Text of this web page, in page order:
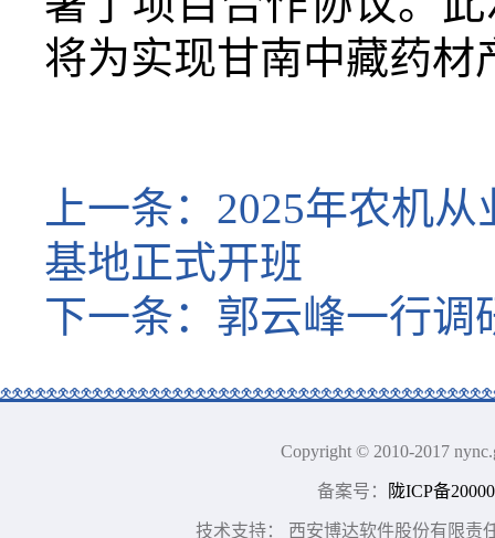
将为实现甘南中藏药材
上一条： 2025年农机
基地正式开班
下一条： 郭云峰一行调
Copyright © 2010-2017
备案号： 陇ICP备
技术支持： 西安博达软件股份有限责